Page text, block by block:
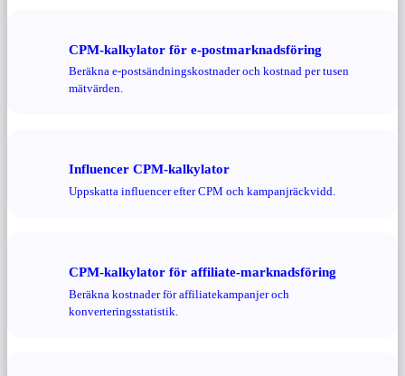
CPM-kalkylator för e-postmarknadsföring
Beräkna e-postsändningskostnader och kostnad per tusen
mätvärden.
Influencer CPM-kalkylator
Uppskatta influencer efter CPM och kampanjräckvidd.
CPM-kalkylator för affiliate-marknadsföring
Beräkna kostnader för affiliatekampanjer och
konverteringsstatistik.